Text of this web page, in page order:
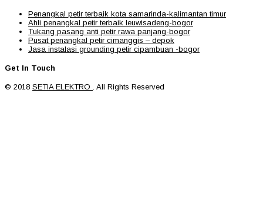
Penangkal petir terbaik kota samarinda-kalimantan timur
Ahli penangkal petir terbaik leuwisadeng-bogor
Tukang pasang anti petir rawa panjang-bogor
Pusat penangkal petir cimanggis – depok
Jasa instalasi grounding petir cipambuan -bogor
Get In Touch
© 2018 SETIA ELEKTRO . All Rights Reserved